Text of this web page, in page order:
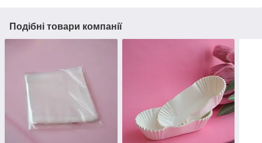
Подібні товари компанії